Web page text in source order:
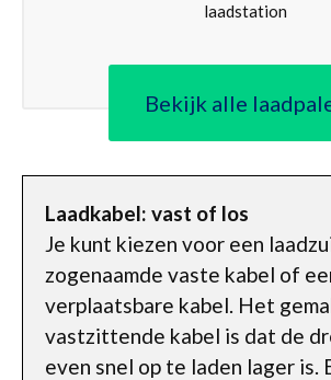
laadstation
Bekijk alle
Laadkabel: vast of los
Je kunt kiezen voor een
zogenaamde vaste kabel of
verplaatsbare kabel. Het
vastzittende kabel is dat de
even snel op te laden lager is.